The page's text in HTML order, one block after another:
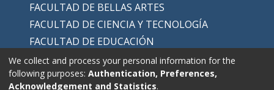
FACULTAD DE BELLAS ARTES
FACULTAD DE CIENCIA Y TECNOLOGÍA
FACULTAD DE EDUCACIÓN
FACULTAD DE EDUCACIÓN FÍSICA
FACULTAD DE HUMANIDADES
We collect and process your personal information for the
following purposes: Authentication, Preferences,
Acknowledgement and Statistics.